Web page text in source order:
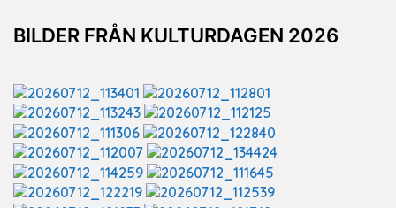
BILDER FRÅN KULTURDAGEN 2026